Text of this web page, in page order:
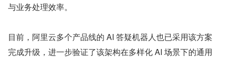
与业务处理效率。
目前，阿里云多个产品线的 AI 答疑机器人也已采用该方案
完成升级，进一步验证了该架构在多样化 AI 场景下的通用